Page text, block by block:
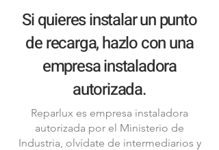
Si quieres instalar un punto
de recarga, hazlo con una
empresa instaladora
autorizada.
Reparlux es empresa instaladora
autorizada por el Ministerio de
Industria, olvídate de intermediarios y